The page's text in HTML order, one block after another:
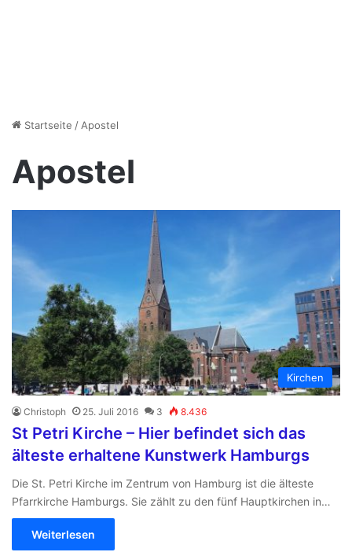
Startseite / Apostel
Apostel
Kirchen
Christoph 25. Juli 2016 3 8.436
St Petri Kirche – Hier befindet sich das
älteste erhaltene Kunstwerk Hamburgs
Die St. Petri Kirche im Zentrum von Hamburg ist die älteste
Pfarrkirche Hamburgs. Sie zählt zu den fünf Hauptkirchen in…
Weiterlesen